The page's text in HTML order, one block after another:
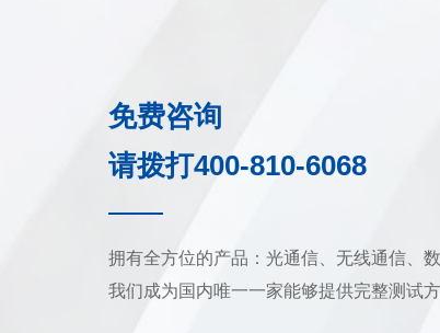
免费咨询
请拨打400-810-6068
拥有全方位的产品：光通信、无线通信、
我们成为国内唯一一家能够提供完整测试方